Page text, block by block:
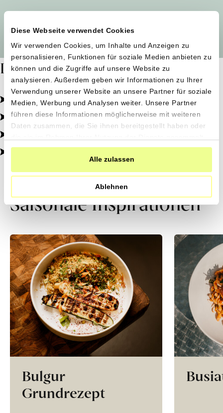
Diese Webseite verwendet Cookies
Wir verwenden Cookies, um Inhalte und Anzeigen zu
personalisieren, Funktionen für soziale Medien anbieten zu
können und die Zugriffe auf unsere Website zu
analysieren. Außerdem geben wir Informationen zu Ihrer
Verwendung unserer Website an unsere Partner für soziale
Medien, Werbung und Analysen weiter. Unsere Partner
führen diese Informationen möglicherweise mit weiteren
Daten zusammen, die Sie ihnen bereitgestellt haben oder
haben.
Alle zulassen
Ablehnen
Dafür stehen wir
Pestizidfrei angebaut, schonend verarbeitet.
Natürliche Zutaten, echter Geschmack.
Von kleinen Höfen, direkt zu dir.
100% transparent, 0% Zusatzstoffe.
Saisonale Inspirationen
Bulgur
Grundrezept